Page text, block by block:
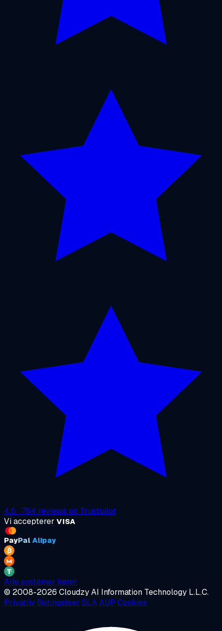
4.6 · 764 reviews on Trustpilot
Vi accepterer VISA
PayPal Alipay
Alle systemer kører
© 2008-2026 Cloudzy AI Information Technology L.L.C.
Privatliv Betingelser SLAAUP Cookies